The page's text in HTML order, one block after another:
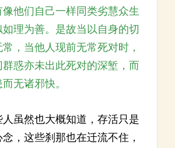
他们自己一样同类劣慧众生
理为善。是故当以自身的切
，当他人现前无常死对时，
惑亦未出此死对的深堑，而
无诸邪快。
人虽然也大概知道，存活只是
，这些刹那也在迁流不住，